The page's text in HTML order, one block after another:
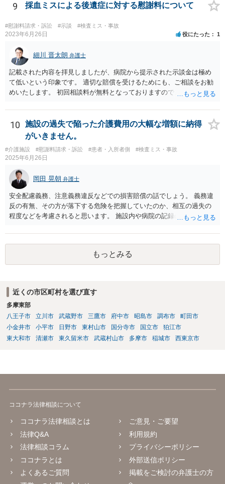
9 採血ミスによる後遺症に対する慰謝料について
#慰謝料請求・訴訟 #示談 #検査ミス・事故
2023年6月26日 役にたった 1
細川 晋太朗 弁護士
記載された内容を拝見しましたが、病院から提示された示談金は極め
て低いという印象です。 適切な賠償を受けるためにも、ご相談をお勧
めいたします。 初回相談料が無料となっておりますので、お問い合わ
10
施設の過失で陥った介護費用の大幅な増額に納得
がいきません。
#介護施設 #慰謝料請求・訴訟 #患者・入所者側 #検査ミス・事故
2025年6月26日
岡田 晃朝 弁護士
安全配慮義務、注意義務違反などでの損害賠償の話でしょう。 義務違
反の有無、その方が落下する危険を把握していたのか、相互の過失の
程度などを考慮されると思います。 施設内や病院の記録の取得が必要
には会えて連絡せずに、証拠保全の手続きの検討も必要です（不意打
ちで、事務所内の証拠を押さえます。ただし費用が掛かりますし、あ
る程度証拠が事務所にあること、証拠の特定が出来なければなりませ
ん）。
もっとみる
近くの市区町村を選び直す
多摩東部
八王子市
立川市 武蔵野市 三鷹市 府中市 昭島市 調布市
町田市
小金井市
小平市 日野市 東村山市 国分寺市 国立市
狛江市
東大和市
清瀬市 東久留米市 武蔵村山市 多摩市 稲城市 西東京市
ココナラ法律相談について
ココナラ法律相談とは
法律Q&A
法律相談コラム
ココナラとは
よくあるご質問
ご意見・ご要望
利用規約
プライバシーポリシー
外部送信ポリシー
掲載をご検討の弁護士の方